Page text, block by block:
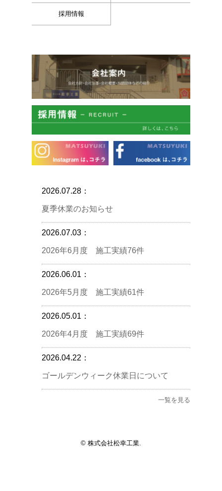
採用情報
2026.07.28：
夏季休業のお知らせ
2026.07.03：
2026年6月度 施工実績76件
2026.06.01：
2026年5月度 施工実績61件
2026.05.01：
2026年4月度 施工実績69件
2026.04.22：
ゴールデンウィーク休業日について
一覧を見る
© 株式会社松幸工業.